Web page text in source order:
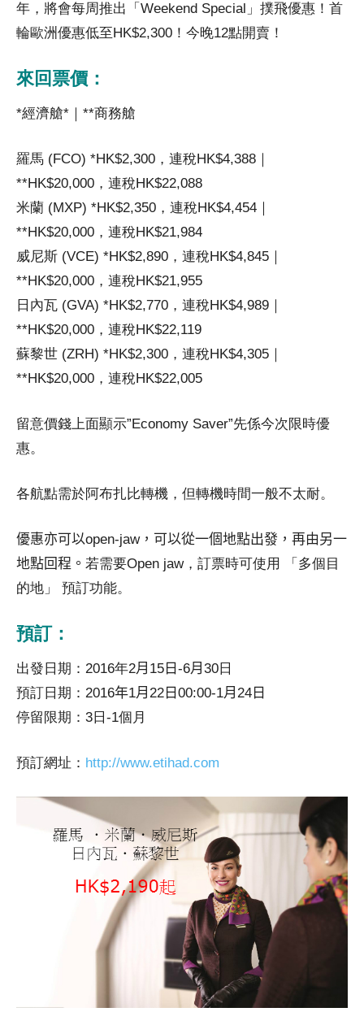
年，將會每周推出「Weekend Special」撲飛優惠！首
輪歐洲優惠低至HK$2,300！今晚12點開賣！
來回票價：
*經濟艙*｜**商務艙
羅馬 (FCO) *HK$2,300，連稅HK$4,388｜
**HK$20,000，連稅HK$22,088
米蘭 (MXP) *HK$2,350，連稅HK$4,454｜
**HK$20,000，連稅HK$21,984
威尼斯 (VCE) *HK$2,890，連稅HK$4,845｜
**HK$20,000，連稅HK$21,955
日內瓦 (GVA) *HK$2,770，連稅HK$4,989｜
**HK$20,000，連稅HK$22,119
蘇黎世 (ZRH) *HK$2,300，連稅HK$4,305｜
**HK$20,000，連稅HK$22,005
留意價錢上面顯示”Economy Saver”先係今次限時優
惠。
各航點需於阿布扎比轉機，但轉機時間一般不太耐。
優惠亦可以open-jaw，可以從一個地點出發， 再由另一
地點回程。 若需要Open jaw，訂票時可使用 「多個目
的地」 預訂功能。
預訂：
出發日期：2016年2月 15 日-6月 30日
預訂日期： 2016年1月 22 日00:00-1月 24 日
停留限期：3日-1個月
預訂網址： http://www.etihad.com